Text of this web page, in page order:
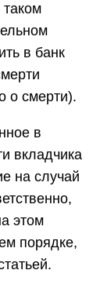
в банк
о смерти).
в
вкладчика
на случай
этом
порядке,